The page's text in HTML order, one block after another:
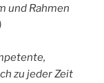
und Rahmen
zu jeder Zeit